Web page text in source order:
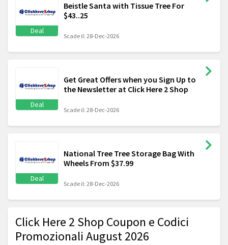
Deal
Beistle Santa with Tissue Tree For
$43..25
Scade il: 28-Dec-2026
Deal
Get Great Offers when you Sign Up to
the Newsletter at Click Here 2 Shop
Scade il: 28-Dec-2026
Deal
National Tree Tree Storage Bag With
Wheels From $37.99
Scade il: 28-Dec-2026
Click Here 2 Shop Coupon e Codici
Promozionali August 2026